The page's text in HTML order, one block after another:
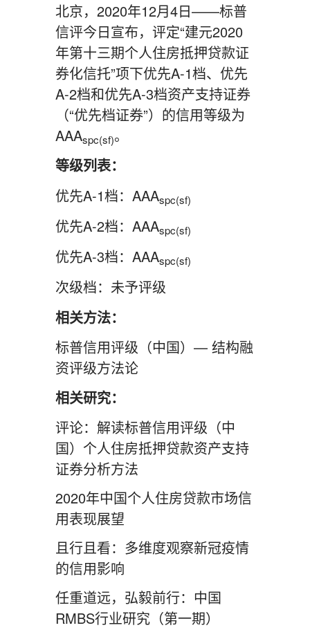
北京，2020年12月4日——标普
信评今日宣布，评定“建元2020
年第十三期个人住房抵押贷款证
券化信托”项下优先A-1档、优先
A-2档和优先A-3档资产支持证券
（“优先档证券”）的信用等级为
AAAspc(sf)。
等级列表：
优先A-1档：AAAspc(sf)
优先A-2档：AAAspc(sf)
优先A-3档：AAAspc(sf)
次级档：未予评级
相关方法：
标普信用评级（中国）— 结构融
资评级方法论
相关研究：
评论：解读标普信用评级（中
国）个人住房抵押贷款资产支持
证券分析方法
2020年中国个人住房贷款市场信
用表现展望
且行且看：多维度观察新冠疫情
的信用影响
任重道远，弘毅前行：中国
RMBS行业研究（第一期）